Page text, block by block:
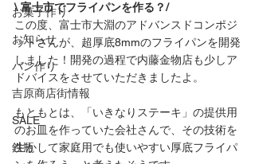
お菓子作り
お知らせ
パン作り
吉原商店街情報
SALE
鉄瓶
\ 富士市でフライパンを作る？/
この度、富士市大淵のアドバンスドコンポジ
ットさんが、超厚底8mmのフライパンを開発
しました！開発の過程で内藤金物店も少しア
ドバイスをさせていただきましたよ。
もともとは、「いきなりステーキ」の提供用
のお皿を作っていた会社さんで、その技術を
生かして家庭用でも使いやすい厚底フライパ